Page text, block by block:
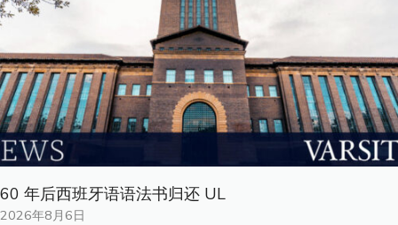
60 年后西班牙语语法书归还 UL
2026年8月6日